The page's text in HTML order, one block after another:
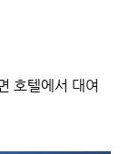
호텔에서 대여